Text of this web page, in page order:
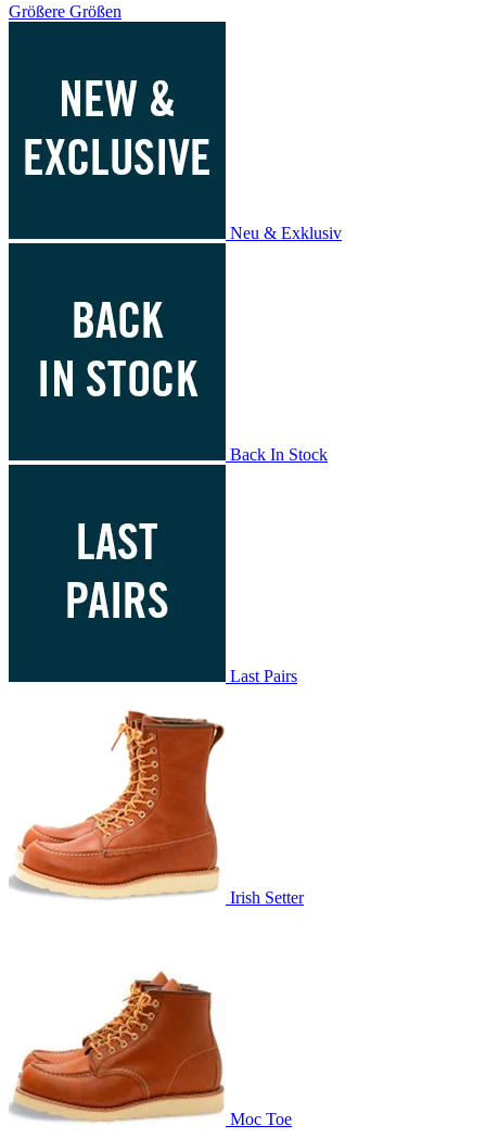
Größere Größen
Neu & Exklusiv
Back In Stock
Last Pairs
Irish Setter
Moc Toe